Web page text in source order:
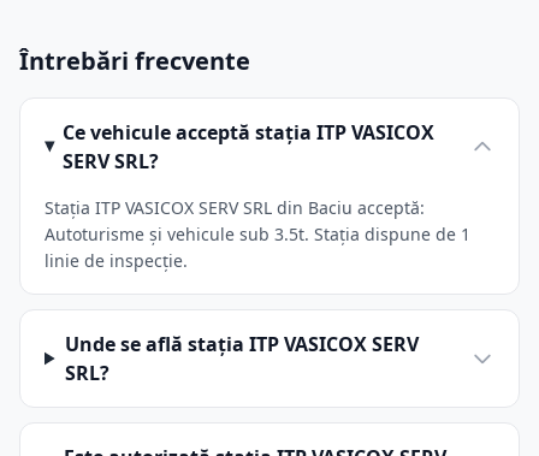
Întrebări frecvente
Ce vehicule acceptă stația ITP VASICOX
SERV SRL?
Stația ITP VASICOX SERV SRL din Baciu acceptă:
Autoturisme și vehicule sub 3.5t. Stația dispune de 1
linie de inspecție.
Unde se află stația ITP VASICOX SERV
SRL?